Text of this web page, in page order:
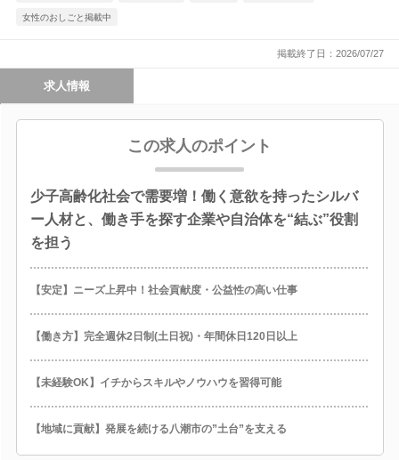
女性のおしごと掲載中
掲載終了日：2026/07/27
求人情報
この求人のポイント
少子高齢化社会で需要増！働く意欲を持ったシルバ
ー人材と、働き手を探す企業や自治体を“結ぶ”役割
を担う
【安定】ニーズ上昇中！社会貢献度・公益性の高い仕事
【働き方】完全週休2日制(土日祝)・年間休日120日以上
【未経験OK】イチからスキルやノウハウを習得可能
【地域に貢献】発展を続ける八潮市の”土台”を支える